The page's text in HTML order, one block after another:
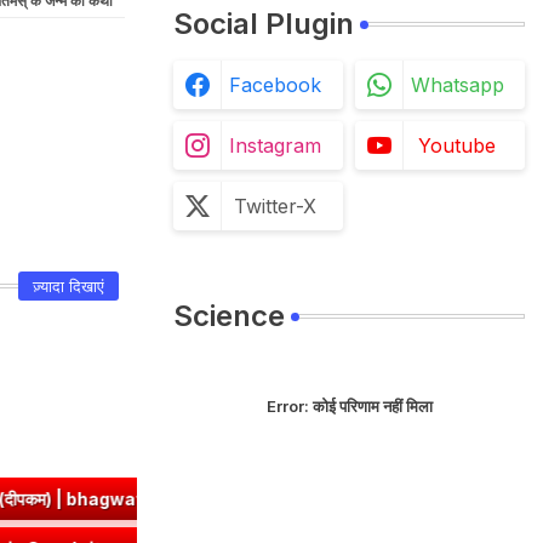
ज़्यादा दिखाएं
Social Plugin
Facebook Whatsapp
Instagram Youtube
Twitter-X
Science
Error:कोई परिणाम नहीं मिला